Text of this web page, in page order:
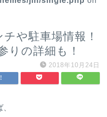
や駐車場情報！
りの詳細も！
2018年10月24日